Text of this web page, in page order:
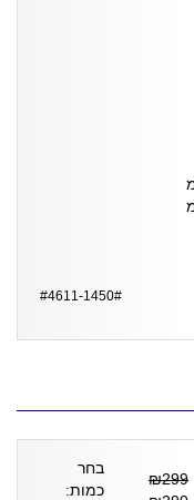
#4611-1450#
₪299
בחר
כמות: